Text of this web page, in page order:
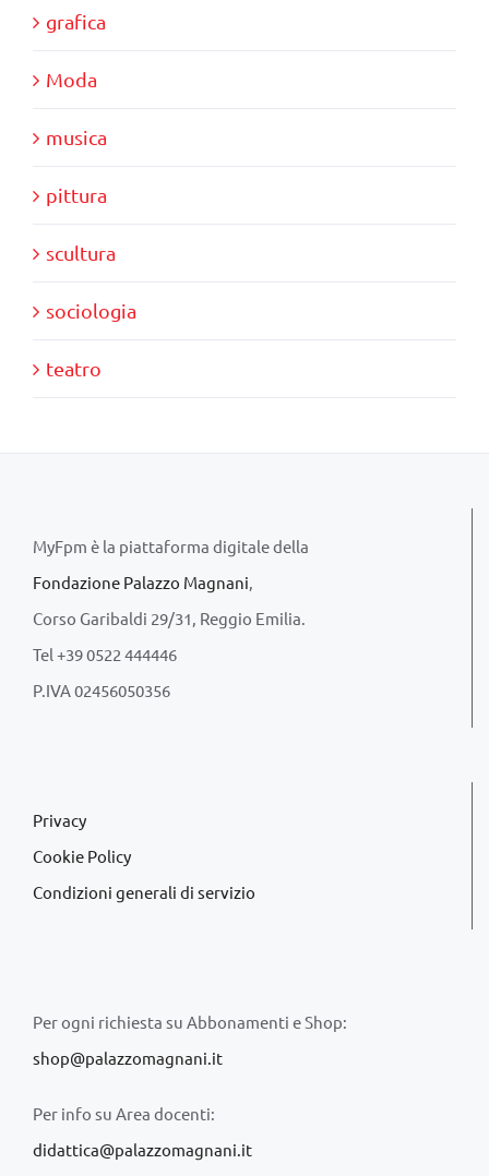
grafica
Moda
musica
pittura
scultura
sociologia
teatro
MyFpm è la piattaforma digitale della
Fondazione Palazzo Magnani,
Corso Garibaldi 29/31, Reggio Emilia.
Tel +39 0522 444446
P.IVA 02456050356
Privacy
Cookie Policy
Condizioni generali di servizio
Per ogni richiesta su Abbonamenti e Shop:
shop@palazzomagnani.it
Per info su Area docenti:
didattica@palazzomagnani.it